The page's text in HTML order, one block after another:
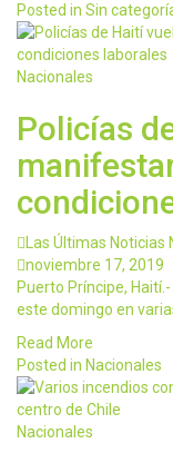
Posted in Sin
Nacionales
Policías
Las Últimas Noticias
noviembre 17, 2019
Puerto Príncipe,
este domingo en
Read More
Posted in Nacionales
Nacionales